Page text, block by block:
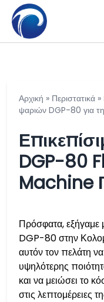
Αρχική » Περιστατικά »
ψαριών DGP-80 για
DGP-80
Machine
Πρόσφατα,
DGP-80 στην
αυτόν τον πελάτη
υψηλότερης
και να μειώσει το
στις λεπτομέρειες